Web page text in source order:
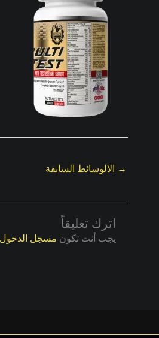
→ الالوسائط السابقة
اترك تعليقاً
يجب أنت تكون مسجل الدخول